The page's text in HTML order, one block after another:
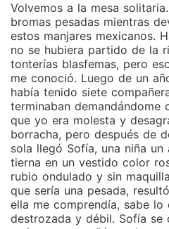
Volvemos a la mesa
bromas pesadas mientras
estos manjares mexicanos.
no se hubiera partido de la
tonterías blasfemas, pero
me conoció. Luego de un
había tenido siete
terminaban demandándome
que yo era molesta y
borracha, pero después de
sola llegó Sofía, una niña
tierna en un vestido color
rubio ondulado y sin
que sería una pesada,
ella me comprendía, sabe lo
destrozada y débil. Sofía